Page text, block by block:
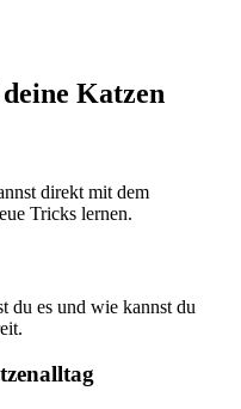
Katzen
direkt mit dem
Tricks lernen.
du es und wie kannst du